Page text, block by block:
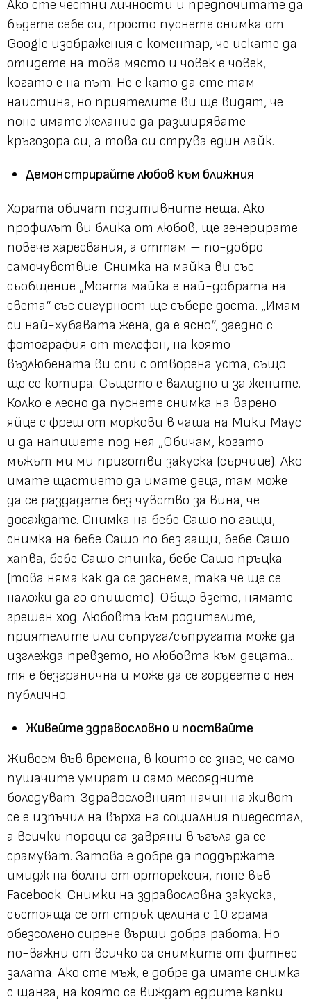
Ако сте честни личности и предпочитате да
бъдете себе си, просто пуснете снимка от
Google изображения с коментар, че искате да
отидете на това място и човек е човек,
когато е на път. Не е като да сте там
наистина, но приятелите ви ще видят, че
поне имате желание да разширявате
кръгозора си, а това си струва един лайк.
Демонстрирайте любов към ближния
Хората обичат позитивните неща. Ако
профилът ви блика от любов, ще генерирате
повече харесвания, а оттам – по-добро
самочувствие. Снимка на майка ви със
съобщение „Моята майка е най-добрата на
света“ със сигурност ще събере доста. „Имам
си най-хубавата жена, да е ясно“, заедно с
фотография от телефон, на която
възлюбената ви спи с отворена уста, също
ще се котира. Същото е валидно и за жените.
Колко е лесно да пуснете снимка на варено
яйце с фреш от моркови в чаша на Мики Маус
и да напишете под нея „Обичам, когато
мъжът ми ми приготви закуска (сърчице). Ако
имате щастието да имате деца, там може
да се раздадете без чувство за вина, че
досаждате. Снимка на бебе Сашо по гащи,
снимка на бебе Сашо по без гащи, бебе Сашо
хапва, бебе Сашо спинка, бебе Сашо пръцка
(това няма как да се заснеме, така че ще се
наложи да го опишете). Общо взето, нямате
грешен ход. Любовта към родителите,
приятелите или съпруга/съпругата може да
изглежда превзето, но любовта към децата…
тя е безгранична и може да се гордеете с нея
публично.
Живейте здравословно и поствайте
Живеем във времена, в които се знае, че само
пушачите умират и само месоядните
боледуват. Здравословният начин на живот
се е изпъчил на върха на социалния пиедестал,
а всички пороци са завряни в ъгъла да се
срамуват. Затова е добре да поддържате
имидж на болни от орторексия, поне във
Facebook. Снимки на здравословна закуска,
състояща се от стрък целина с 10 грама
обезсолено сирене върши добра работа. Но
по-важни от всичко са снимките от фитнес
залата. Ако сте мъж, е добре да имате снимка
с щанга, на която се виждат едрите капки